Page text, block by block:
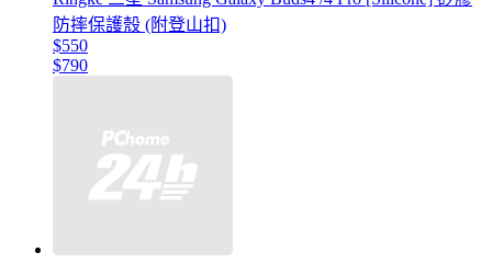
防摔保護殼 (附登山扣)
$550
$790